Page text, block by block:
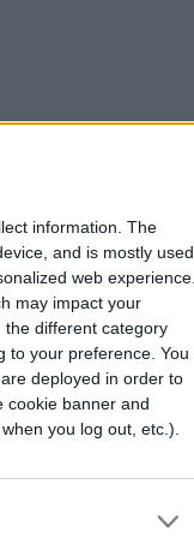
information. The
and is mostly used
web experience.
may impact your
the different category
to your preference. You
deployed in order to
cookie banner and
you log out, etc.).